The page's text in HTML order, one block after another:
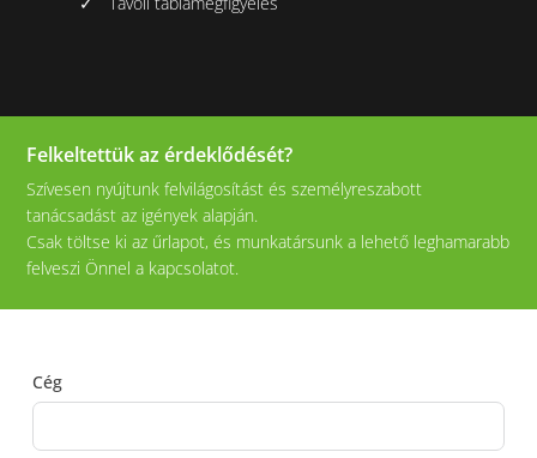
Felkeltettük az érdeklődését?
Szívesen nyújtunk felvilágosítást és személyreszabott
tanácsadást az igények alapján.
Csak töltse ki az űrlapot, és munkatársunk a lehető leghamarabb
felveszi Önnel a kapcsolatot.
Cég